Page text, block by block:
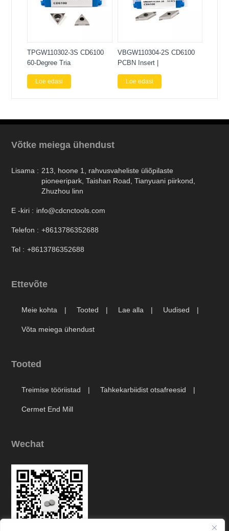
TPGW110302-3S CD6100
60-Degree Tria
Loe edasi
VBGW110304-2S CD6100
PCBN Insert |
Loe edasi
Võtke meiega ühendust
Lisama : 213, hoone 1, rahvusvaheliste üliõpilaste
pioneeripark, Taishan Road, Tianyuani piirkond,
Zhuzhou linn
E -kiri : info@cdcnctools.com
Telefon : +8613786352688
Tel : +8613786352688
Ettevõte
Meie kohta Tooted Lae alla Uudised
Võta meiega ühendust
Tooted
Treimise tööriistad Tahkekarbiidist otsafreesid
Cermet End Mill
Wechat